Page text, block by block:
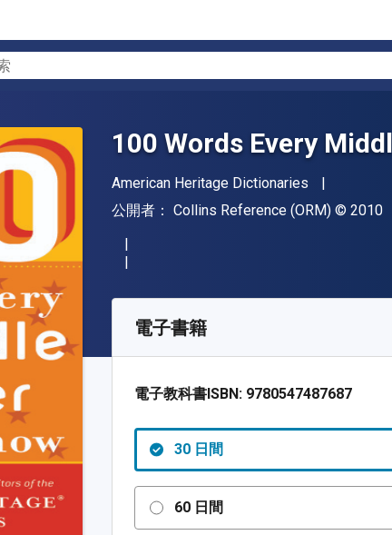
100 Words Every
著者
American Heritage Dictionaries
出版社
公開者： Collins Reference (ORM) 著作権
© 2010
SKU:
電子書籍
電子教科書ISBN: 9780547487687
30 日間
60 日間